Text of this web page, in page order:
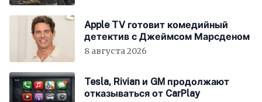
Apple TV готовит комедийный
детектив с Джеймсом Марсденом
8 августа 2026
Tesla, Rivian и GM продолжают
отказываться от CarPlay